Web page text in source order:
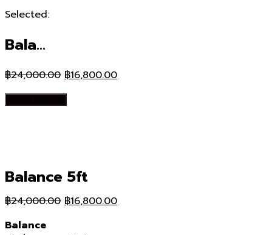
Selected:
Bala…
฿24,000.00 Original
was:
฿16,800.00Current
Balance 5ft
฿24,000.00 Original
฿16,800.00Current
Balance